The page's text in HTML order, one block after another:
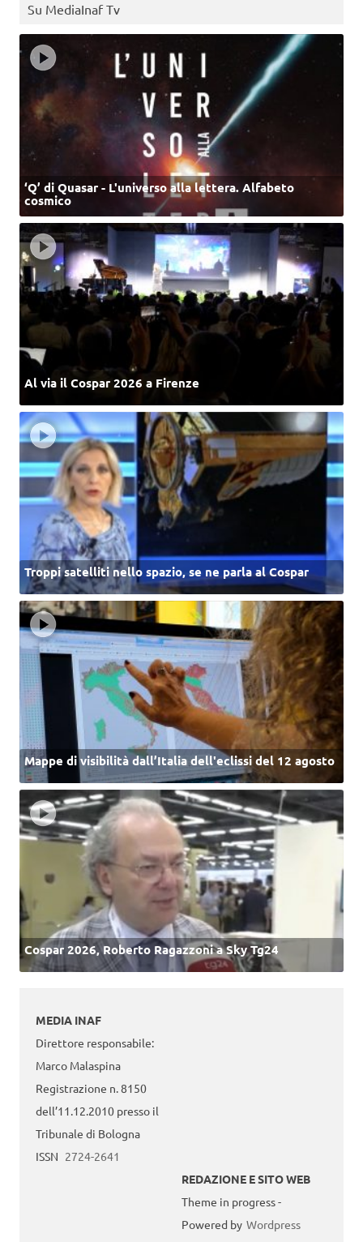
Su MediaInaf Tv
‘Q’ di Quasar - L'universo alla lettera. Alfabeto
cosmico
Al via il Cospar 2026 a Firenze
Troppi satelliti nello spazio, se ne parla al Cospar
Mappe di visibilità dall’Italia dell'eclissi del 12 agosto
Cospar 2026, Roberto Ragazzoni a Sky Tg24
MEDIA INAF
Direttore responsabile:
Marco Malaspina
Registrazione n. 8150
dell’11.12.2010 presso il
Tribunale di Bologna
ISSN 2724-2641
REDAZIONE E SITO WEB
Theme in progress -
Powered by Wordpress